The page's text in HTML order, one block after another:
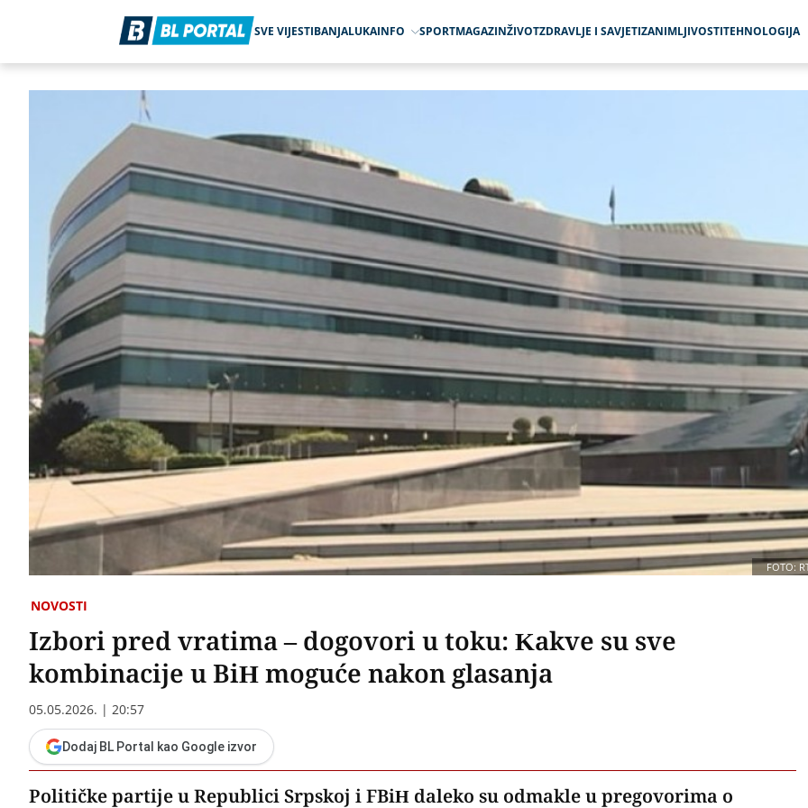
SVE VIJESTIBANJALUKAINFO SPORTMAGAZINŽIVOTZDRAVLJE I SAVJETIZANIMLJIVOSTITEHNOLOGIJA
FOTO:
NOVOSTI
Izbori pred vratima – dogovori u toku: Kakve su sve
kombinacije u BiH moguće nakon glasanja
05.05.2026. | 20:57
Dodaj BL Portal kao Google izvor
Političke partije u Republici Srpskoj i FBiH daleko su odmakle u pregovorima o